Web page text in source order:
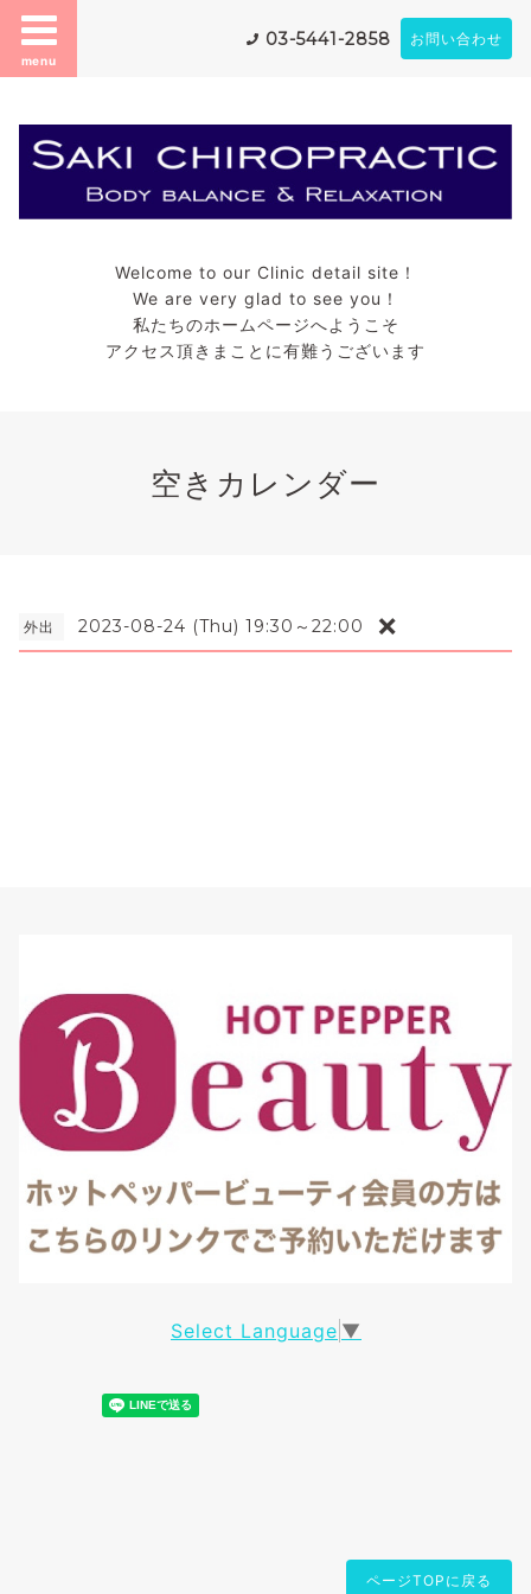
menu
03-5441-2858 お問い合わせ
Welcome to our Clinic detail site！
We are very glad to see you！
私たちのホームページへようこそ
アクセス頂きまことに有難うございます
空きカレンダー
外出 2023-08-24 (Thu) 19:30～22:00 ❌
Select Language ▼
ページTOPに戻る